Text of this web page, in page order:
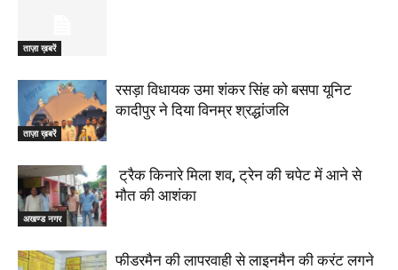
ताज़ा ख़बरें
ताज़ा ख़बरें
रसड़ा विधायक उमा शंकर सिंह को बसपा यूनिट
कादीपुर ने दिया विनम्र श्रद्धांजलि
अखण्ड नगर
ट्रैक किनारे मिला शव, ट्रेन की चपेट में आने से
मौत की आशंका
फीडरमैन की लापरवाही से लाइनमैन की करंट लगने